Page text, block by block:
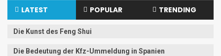
LATEST POPULAR TRENDING
Die Kunst des Feng Shui
Die Bedeutung der Kfz-Ummeldung in Spanien